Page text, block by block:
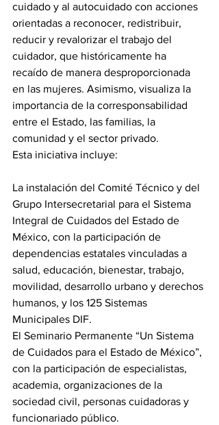
cuidado y al autocuidado con acciones
orientadas a reconocer, redistribuir,
reducir y revalorizar el trabajo del
cuidador, que históricamente ha
recaído de manera desproporcionada
en las mujeres. Asimismo, visualiza la
importancia de la corresponsabilidad
entre el Estado, las familias, la
comunidad y el sector privado.
Esta iniciativa incluye:
La instalación del Comité Técnico y del
Grupo Intersecretarial para el Sistema
Integral de Cuidados del Estado de
México, con la participación de
dependencias estatales vinculadas a
salud, educación, bienestar, trabajo,
movilidad, desarrollo urbano y derechos
humanos, y los 125 Sistemas
Municipales DIF.
El Seminario Permanente “Un Sistema
de Cuidados para el Estado de México”,
con la participación de especialistas,
academia, organizaciones de la
sociedad civil, personas cuidadoras y
funcionariado público.